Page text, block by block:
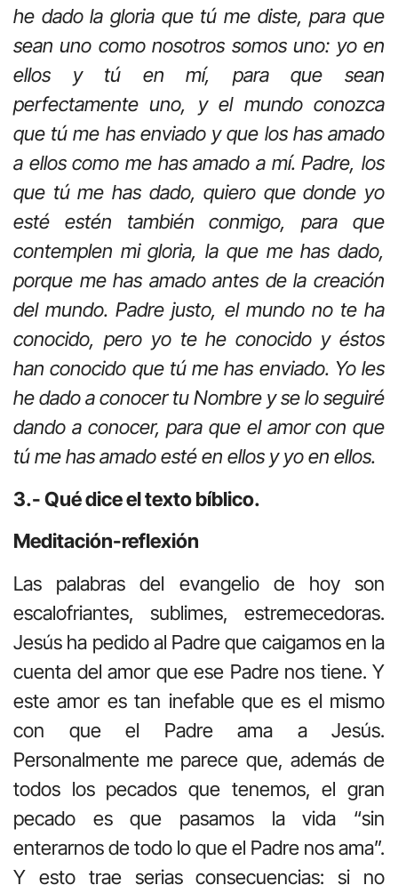
he dado la gloria que tú me diste, para que
sean uno como nosotros somos uno: yo en
ellos y tú en mí, para que sean
perfectamente uno, y el mundo conozca
que tú me has enviado y que los has amado
a ellos como me has amado a mí. Padre, los
que tú me has dado, quiero que donde yo
esté estén también conmigo, para que
contemplen mi gloria, la que me has dado,
porque me has amado antes de la creación
del mundo. Padre justo, el mundo no te ha
conocido, pero yo te he conocido y éstos
han conocido que tú me has enviado. Yo les
he dado a conocer tu Nombre y se lo seguiré
dando a conocer, para que el amor con que
tú me has amado esté en ellos y yo en ellos.
3.- Qué dice el texto bíblico.
Meditación-reflexión
Las palabras del evangelio de hoy son
escalofriantes, sublimes, estremecedoras.
Jesús ha pedido al Padre que caigamos en la
cuenta del amor que ese Padre nos tiene. Y
este amor es tan inefable que es el mismo
con que el Padre ama a Jesús.
Personalmente me parece que, además de
todos los pecados que tenemos, el gran
pecado es que pasamos la vida “sin
enterarnos de todo lo que el Padre nos ama”.
Y esto trae serias consecuencias: si no